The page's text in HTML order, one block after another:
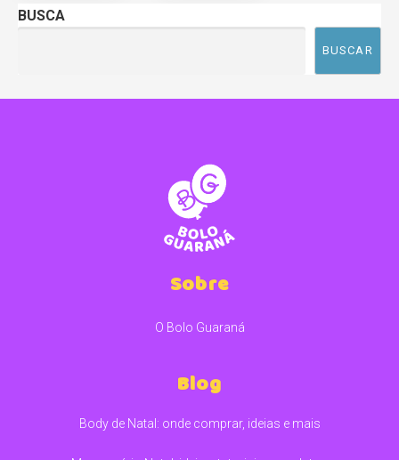
BUSCA
BUSCAR
Sobre
O Bolo Guaraná
Blog
Body de Natal: onde comprar, ideias e mais